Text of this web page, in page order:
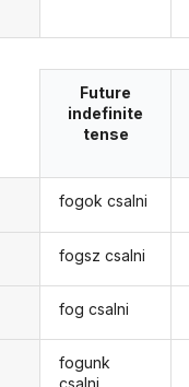
Future
indefinite
tense
fogok csalni
fogsz csalni
fog csalni
fogunk